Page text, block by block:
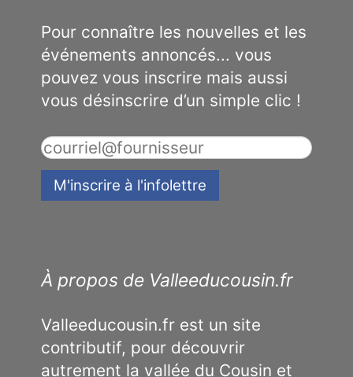
Pour connaître les nouvelles et les
événements annoncés... vous
pouvez vous inscrire mais aussi
vous désinscrire d’un simple clic !
À propos de Valleeducousin.fr
Valleeducousin.fr est un site
contributif, pour découvrir
autrement la vallée du Cousin et